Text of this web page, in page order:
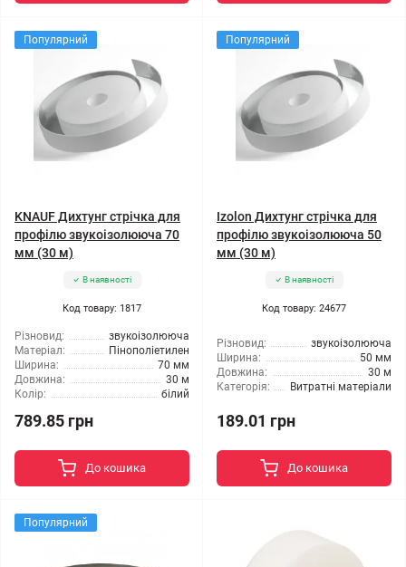
Популярний
KNAUF Дихтунг стрічка для
профілю звукоізолююча 70
мм (30 м)
В наявності
Код товару: 1817
Різновид:
звукоізолююча
Матеріал:
Пінополіетилен
Ширина:
70 мм
Довжина:
30 м
Колір:
білий
789.85 грн
До кошика
Популярний
Izolon Дихтунг стрічка для
профілю звукоізолююча 50
мм (30 м)
В наявності
Код товару: 24677
Різновид:
звукоізолююча
Ширина:
50 мм
Довжина:
30 м
Категорія:
Витратні матеріали
189.01 грн
До кошика
Популярний